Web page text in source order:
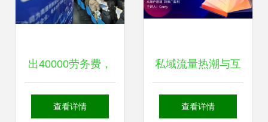
出40000劳务费，
去日本工厂三年赚
查看详情
私域流量热潮与互
联网流量中介模式
查看详情